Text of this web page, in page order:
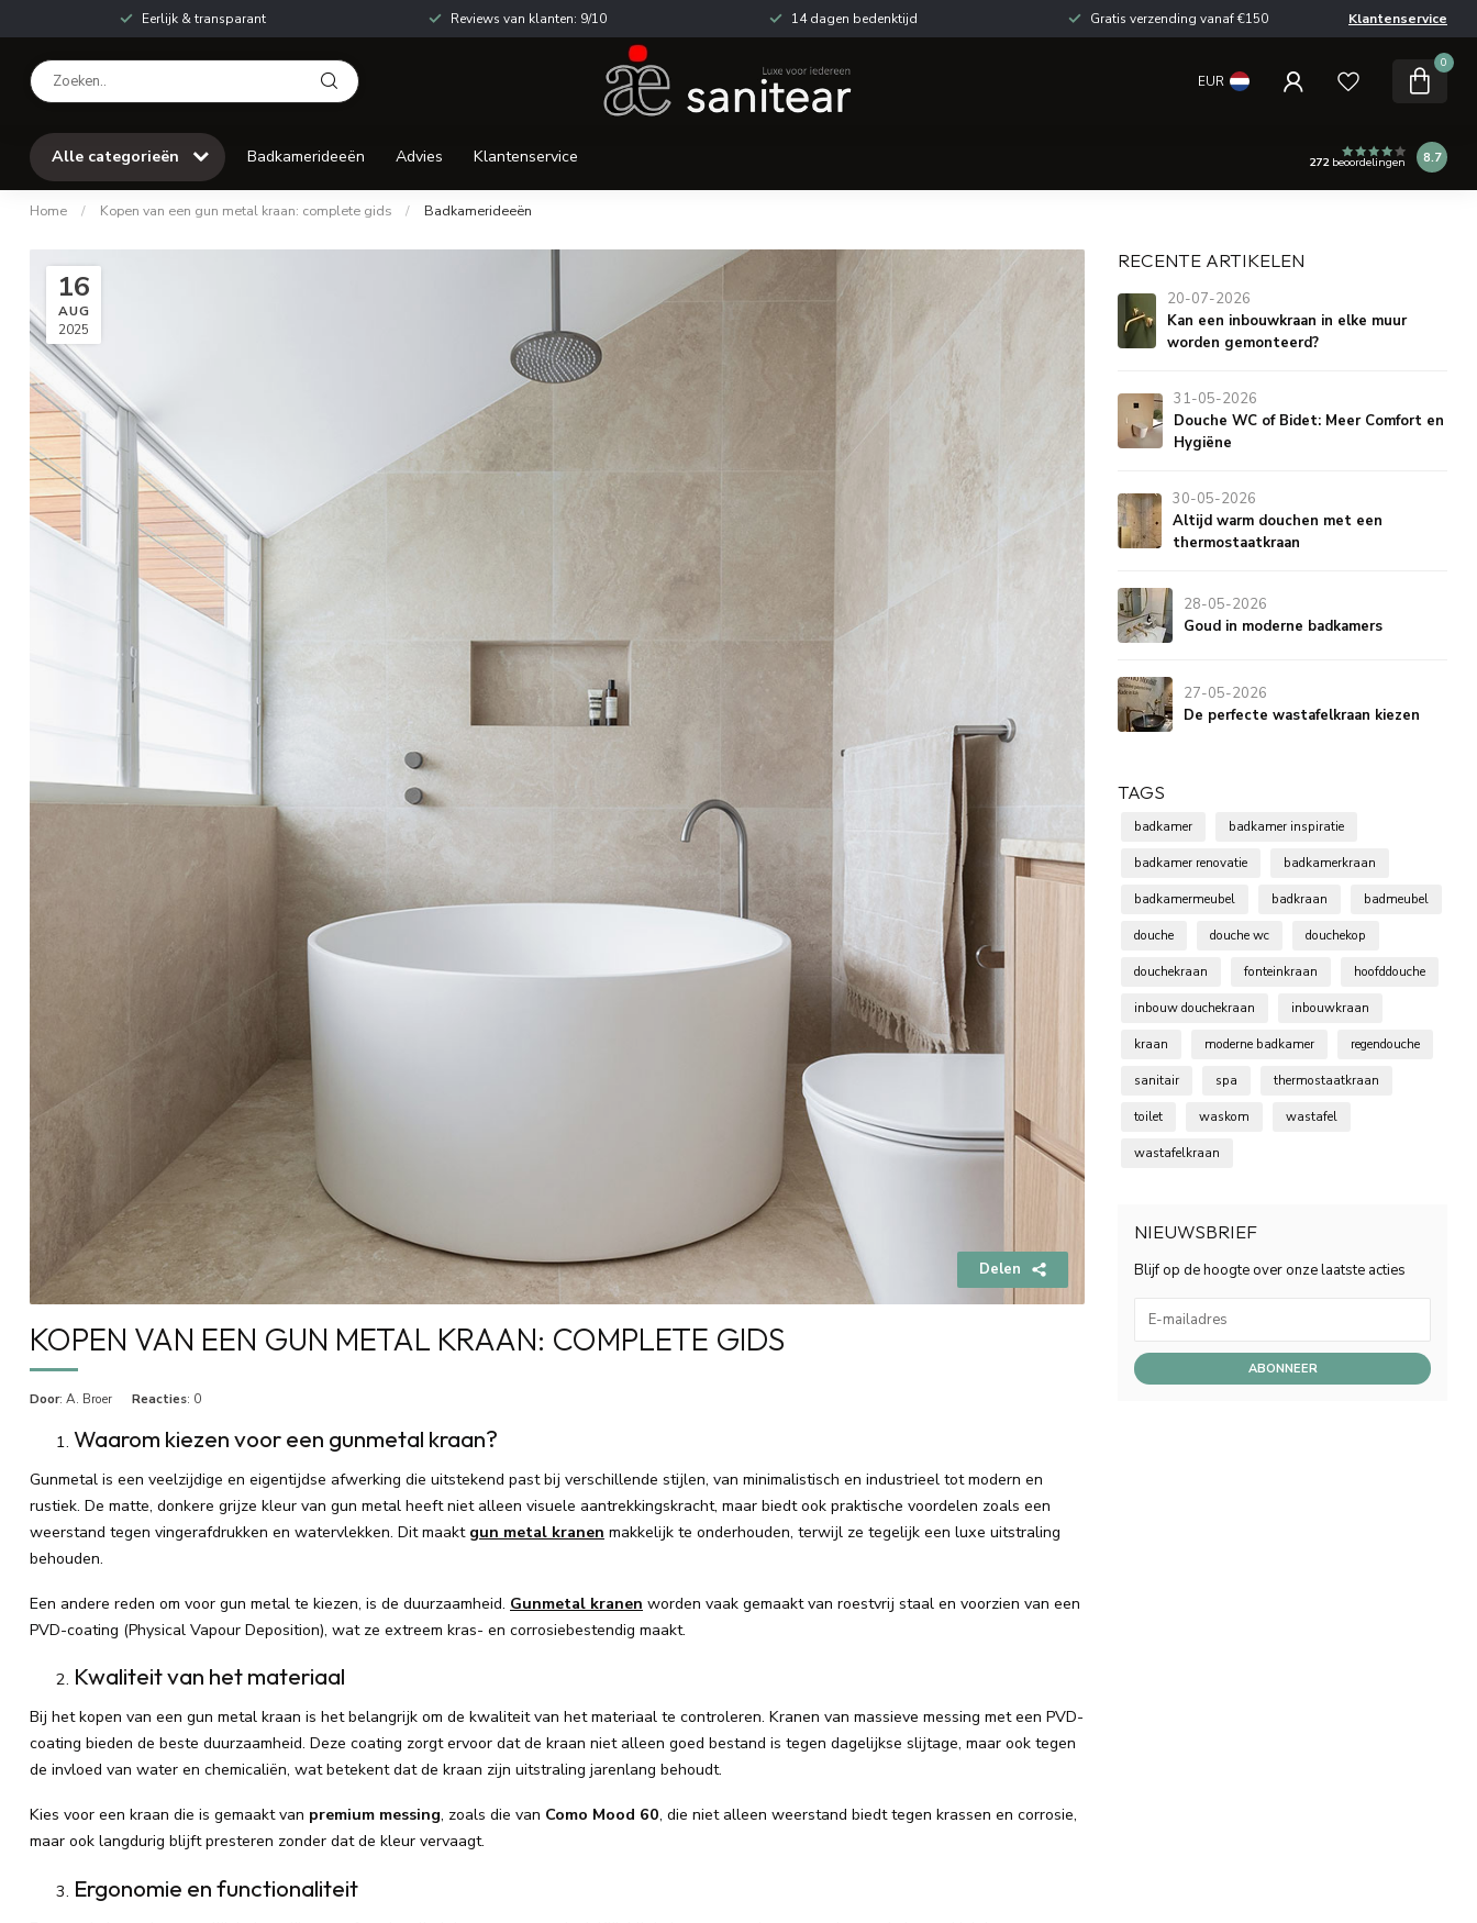
Eerlijk & transparant Reviews van klanten: 9/10 14 dagen bedenktijd Gratis verzending vanaf €150 Klantenservice
EUR
0
Alle categorieën Badkamerideeën Advies Klantenservice 272beoordelingen 8.7
Home / Kopen van een gun metal kraan: complete gids / Badkamerideeën
16
AUG
2025
Delen
KOPEN VAN EEN GUN METAL KRAAN: COMPLETE GIDS
Door: A. Broer Reacties: 0
Waarom kiezen voor een gunmetal kraan?
Gunmetal is een veelzijdige en eigentijdse afwerking die uitstekend past bij verschillende stijlen, van minimalistisch en industrieel tot modern en
rustiek. De matte, donkere grijze kleur van gun metal heeft niet alleen visuele aantrekkingskracht, maar biedt ook praktische voordelen zoals een
weerstand tegen vingerafdrukken en watervlekken. Dit maakt gun metal kranen makkelijk te onderhouden, terwijl ze tegelijk een luxe uitstraling
behouden.
Een andere reden om voor gun metal te kiezen, is de duurzaamheid. Gunmetal kranen worden vaak gemaakt van roestvrij staal en voorzien van een
PVD-coating (Physical Vapour Deposition), wat ze extreem kras- en corrosiebestendig maakt.
Kwaliteit van het materiaal
Bij het kopen van een gun metal kraan is het belangrijk om de kwaliteit van het materiaal te controleren. Kranen van massieve messing met een PVD-
coating bieden de beste duurzaamheid. Deze coating zorgt ervoor dat de kraan niet alleen goed bestand is tegen dagelijkse slijtage, maar ook tegen
de invloed van water en chemicaliën, wat betekent dat de kraan zijn uitstraling jarenlang behoudt.
Kies voor een kraan die is gemaakt van premium messing, zoals die van Como Mood 60, die niet alleen weerstand biedt tegen krassen en corrosie,
maar ook langdurig blijft presteren zonder dat de kleur vervaagt.
Ergonomie en functionaliteit
RECENTE ARTIKELEN
20-07-2026
Kan een inbouwkraan in elke muur
worden gemonteerd?
31-05-2026
Douche WC of Bidet: Meer Comfort en
Hygiëne
30-05-2026
Altijd warm douchen met een
thermostaatkraan
28-05-2026
Goud in moderne badkamers
27-05-2026
De perfecte wastafelkraan kiezen
TAGS
badkamer badkamer inspiratie
badkamer renovatie badkamerkraan
badkamermeubel badkraan badmeubel
douche douche wc douchekop
douchekraan fonteinkraan hoofddouche
inbouw douchekraan inbouwkraan
kraan moderne badkamer regendouche
sanitair spa thermostaatkraan
toilet waskom wastafel
wastafelkraan
NIEUWSBRIEF
Blijf op de hoogte over onze laatste acties
ABONNEER